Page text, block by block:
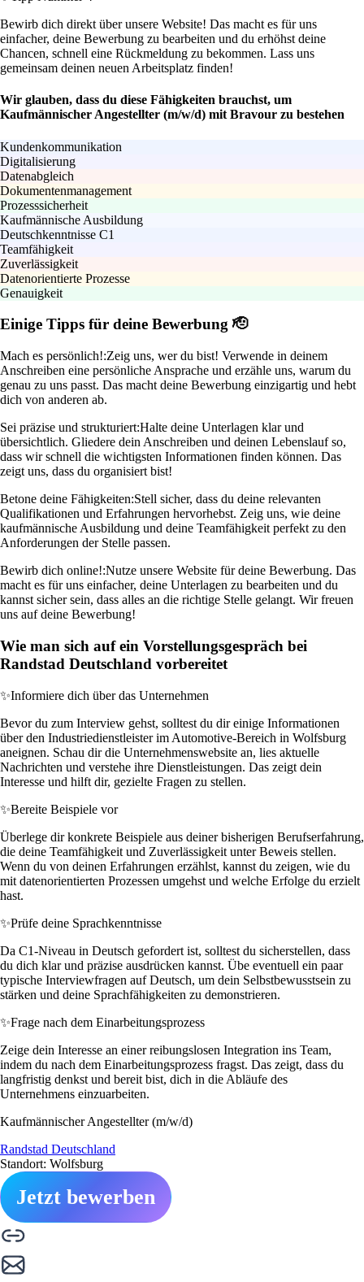
Bewirb dich direkt über unsere Website! Das macht es für uns
einfacher, deine Bewerbung zu bearbeiten und du erhöhst deine
Chancen, schnell eine Rückmeldung zu bekommen. Lass uns
gemeinsam deinen neuen Arbeitsplatz finden!
Wir glauben, dass du diese Fähigkeiten brauchst, um
Kaufmännischer Angestellter (m/w/d) mit Bravour zu bestehen
Kundenkommunikation
Digitalisierung
Datenabgleich
Dokumentenmanagement
Prozesssicherheit
Kaufmännische Ausbildung
Deutschkenntnisse C1
Teamfähigkeit
Zuverlässigkeit
Datenorientierte Prozesse
Genauigkeit
Einige Tipps für deine Bewerbung 🫡
Mach es persönlich!:Zeig uns, wer du bist! Verwende in deinem
Anschreiben eine persönliche Ansprache und erzähle uns, warum du
genau zu uns passt. Das macht deine Bewerbung einzigartig und hebt
dich von anderen ab.
Sei präzise und strukturiert:Halte deine Unterlagen klar und
übersichtlich. Gliedere dein Anschreiben und deinen Lebenslauf so,
dass wir schnell die wichtigsten Informationen finden können. Das
zeigt uns, dass du organisiert bist!
Betone deine Fähigkeiten:Stell sicher, dass du deine relevanten
Qualifikationen und Erfahrungen hervorhebst. Zeig uns, wie deine
kaufmännische Ausbildung und deine Teamfähigkeit perfekt zu den
Anforderungen der Stelle passen.
Bewirb dich online!:Nutze unsere Website für deine Bewerbung. Das
macht es für uns einfacher, deine Unterlagen zu bearbeiten und du
kannst sicher sein, dass alles an die richtige Stelle gelangt. Wir freuen
uns auf deine Bewerbung!
Wie man sich auf ein Vorstellungsgespräch bei
Randstad Deutschland vorbereitet
✨Informiere dich über das Unternehmen
Bevor du zum Interview gehst, solltest du dir einige Informationen
über den Industriedienstleister im Automotive-Bereich in Wolfsburg
aneignen. Schau dir die Unternehmenswebsite an, lies aktuelle
Nachrichten und verstehe ihre Dienstleistungen. Das zeigt dein
Interesse und hilft dir, gezielte Fragen zu stellen.
✨Bereite Beispiele vor
Überlege dir konkrete Beispiele aus deiner bisherigen Berufserfahrung,
die deine Teamfähigkeit und Zuverlässigkeit unter Beweis stellen.
Wenn du von deinen Erfahrungen erzählst, kannst du zeigen, wie du
mit datenorientierten Prozessen umgehst und welche Erfolge du erzielt
hast.
✨Prüfe deine Sprachkenntnisse
Da C1-Niveau in Deutsch gefordert ist, solltest du sicherstellen, dass
du dich klar und präzise ausdrücken kannst. Übe eventuell ein paar
typische Interviewfragen auf Deutsch, um dein Selbstbewusstsein zu
stärken und deine Sprachfähigkeiten zu demonstrieren.
✨Frage nach dem Einarbeitungsprozess
Zeige dein Interesse an einer reibungslosen Integration ins Team,
indem du nach dem Einarbeitungsprozess fragst. Das zeigt, dass du
langfristig denkst und bereit bist, dich in die Abläufe des
Unternehmens einzuarbeiten.
Kaufmännischer Angestellter (m/w/d)
Randstad Deutschland
Standort: Wolfsburg
Jetzt bewerben